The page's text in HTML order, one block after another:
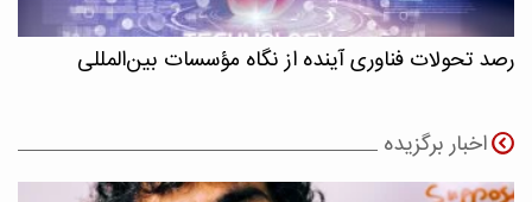
رصد تحولات فناوری آینده از نگاه مؤسسات بین‌المللی
اخبار برگزیده